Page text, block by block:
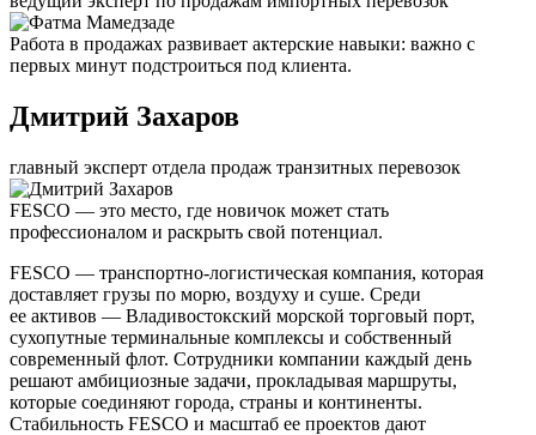
Работа в продажах развивает актерские навыки: важно с
первых минут подстроиться под клиента.
Дмитрий Захаров
главный эксперт отдела продаж транзитных перевозок
FESCO — это место, где новичок может стать
профессионалом и раскрыть свой потенциал.
FESCO — транспортно-логистическая компания, которая
доставляет грузы по морю, воздуху и суше. Среди
ее активов — Владивостокский морской торговый порт,
сухопутные терминальные комплексы и собственный
современный флот. Сотрудники компании каждый день
решают амбициозные задачи, прокладывая маршруты,
которые соединяют города, страны и континенты.
Стабильность FESCO и масштаб ее проектов дают